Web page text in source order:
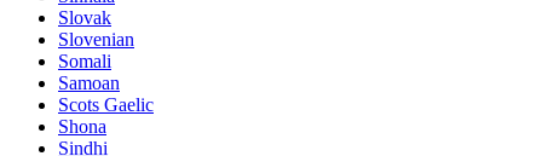
Slovak
Slovenian
Somali
Samoan
Scots Gaelic
Shona
Sindhi